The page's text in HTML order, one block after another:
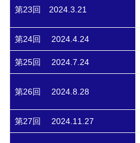
第23回 2024.3.21
第24回 2024.4.24
第25回 2024.7.24
第26回 2024.8.28
第27回 2024.11.27